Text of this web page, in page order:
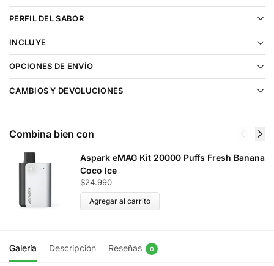
PERFIL DEL SABOR
INCLUYE
OPCIONES DE ENVÍO
CAMBIOS Y DEVOLUCIONES
Combina bien con
Aspark eMAG Kit 20000 Puffs Fresh Banana
Coco Ice
$24.990
Agregar al carrito
Galería Descripción Reseñas 0